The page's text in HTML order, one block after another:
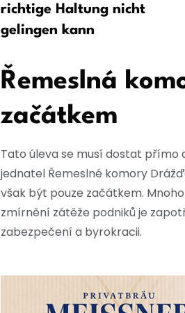
richtige Haltung nicht
gelingen kann
Řemeslná
začátkem
Tato úleva se musí dostat přímo
jednatel Řemeslné komory
však být pouze začátkem.
zmírnění zátěže podniků je
zabezpečení a byrokracii.